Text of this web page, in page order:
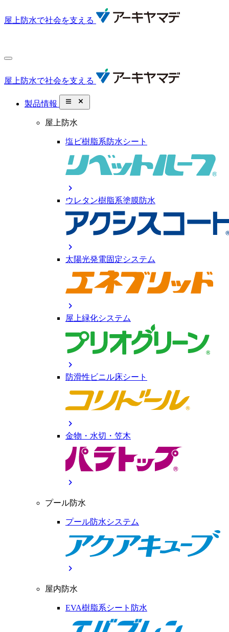
屋上防水で社会を支える
屋上防水で社会を支える
製品情報 close_small
屋上防水
塩ビ樹脂系防水シート
chevron_right
ウレタン樹脂系塗膜防水
chevron_right
太陽光発電固定システム
chevron_right
屋上緑化システム
chevron_right
防滑性ビニル床シート
chevron_right
金物・水切・笠木
chevron_right
プール防水
プール防水システム
chevron_right
屋内防水
EVA樹脂系シート防水